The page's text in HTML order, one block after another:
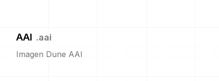
AAI .aai
Imagen Dune AAI